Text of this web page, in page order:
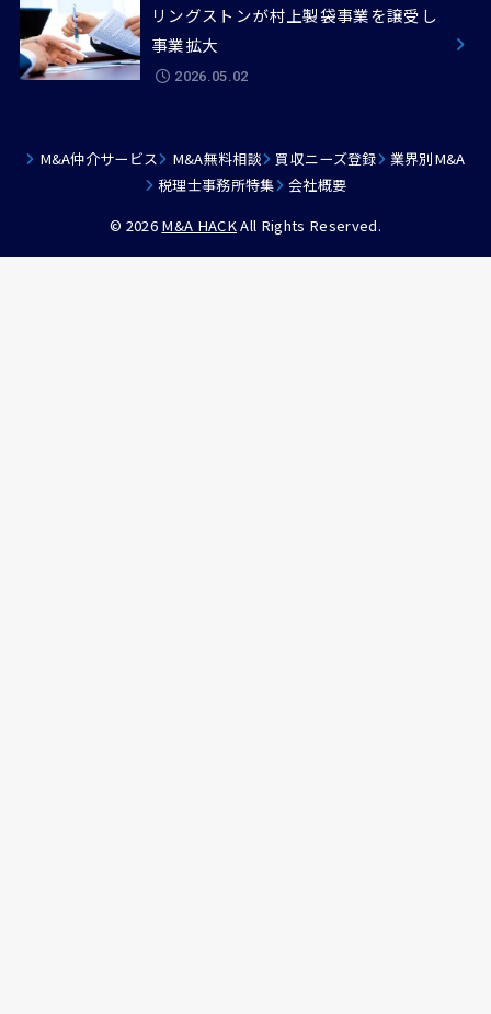
リングストンが村上製袋事業を譲受し
事業拡大
2026.05.02
M&A仲介サービス M&A無料相談 買収ニーズ登録
業界別M&A
税理士事務所特集
会社概要
© 2026 M&A HACKAll Rights Reserved.